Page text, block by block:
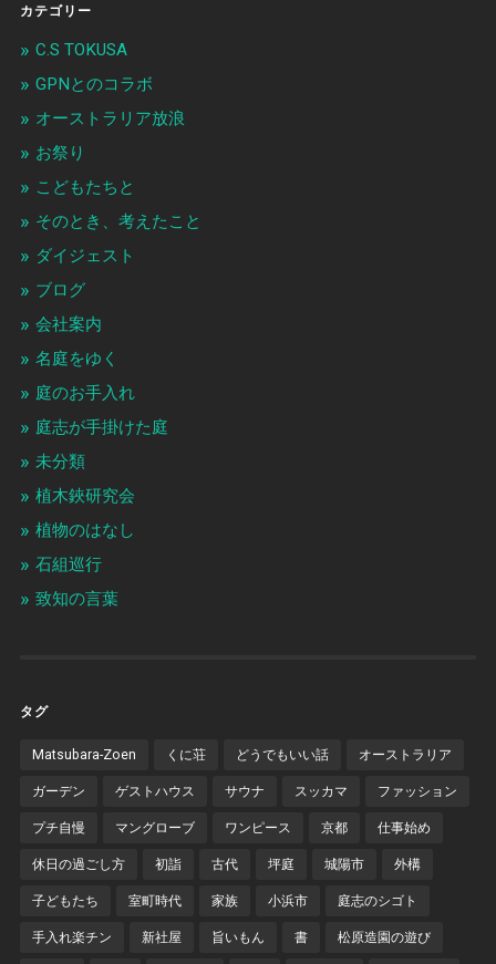
カテゴリー
C.S TOKUSA
GPNとのコラボ
オーストラリア放浪
お祭り
こどもたちと
そのとき、考えたこと
ダイジェスト
ブログ
会社案内
名庭をゆく
庭のお手入れ
庭志が手掛けた庭
未分類
植木鋏研究会
植物のはなし
石組巡行
致知の言葉
タグ
Matsubara-Zoen くに荘 どうでもいい話 オーストラリア
ガーデン ゲストハウス サウナ スッカマ ファッション
プチ自慢 マングローブ ワンピース 京都 仕事始め
休日の過ごし方 初詣 古代 坪庭 城陽市 外構
子どもたち 室町時代 家族 小浜市 庭志のシゴト
手入れ楽チン 新社屋 旨いもん 書 松原造園の遊び